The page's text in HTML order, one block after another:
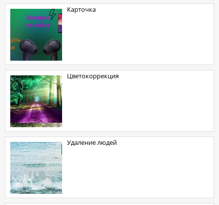
карточка
Цветокоррекция
Удаление людей